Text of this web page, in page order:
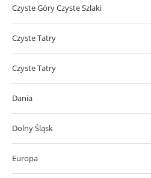
Czyste Góry Czyste Szlaki
Czyste Tatry
Czyste Tatry
Dania
Dolny Śląsk
Europa